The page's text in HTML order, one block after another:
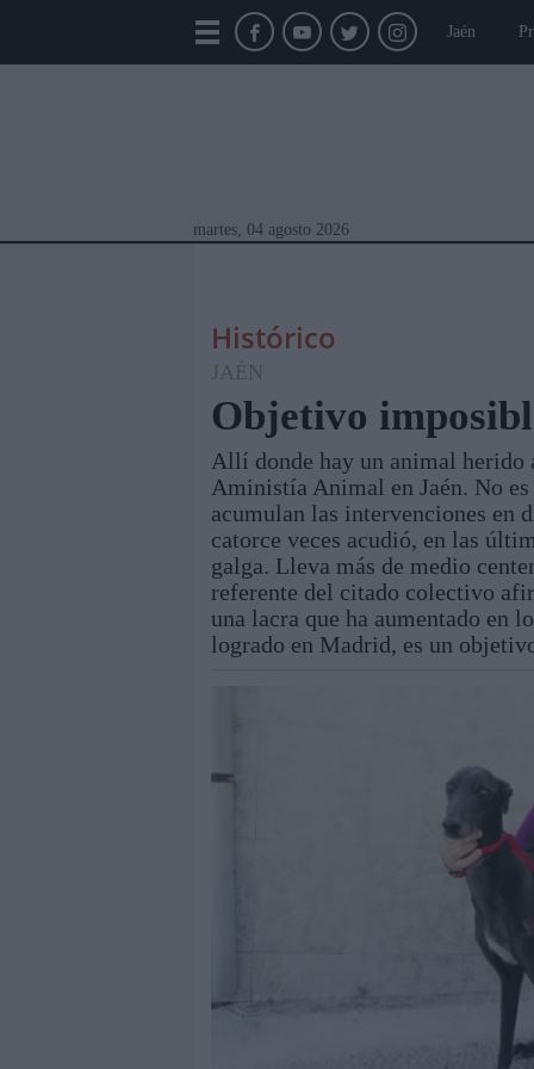
Jaén
martes, 04 agosto 2026
Módulos Portada Jaén Provincia
Histórico
JAÉN
Objetivo
Allí donde hay un animal herido
Aministía Animal en Jaén. No es
acumulan las intervenciones en
catorce veces acudió, en las
galga. Lleva más de medio
referente del citado colectivo
una lacra que ha aumentado en
logrado en Madrid, es un